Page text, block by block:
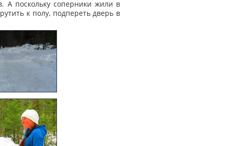
А поскольку соперники жили в
к полу, подпереть дверь в